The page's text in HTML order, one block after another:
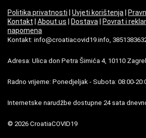
Politika privatnosti | Uvjeti korištenja |
Kontakt | About us | Dostava | Povrat i
napomena
Kontakt: info@croatiacovid19.info,
Adresa: Ulica don Petra Šimića 4, 10110
Radno vrijeme: Ponedjeljak - Subota: 08:00-
Internetske narudžbe dostupne 24 sata
© 2026 CroatiaCOVID19